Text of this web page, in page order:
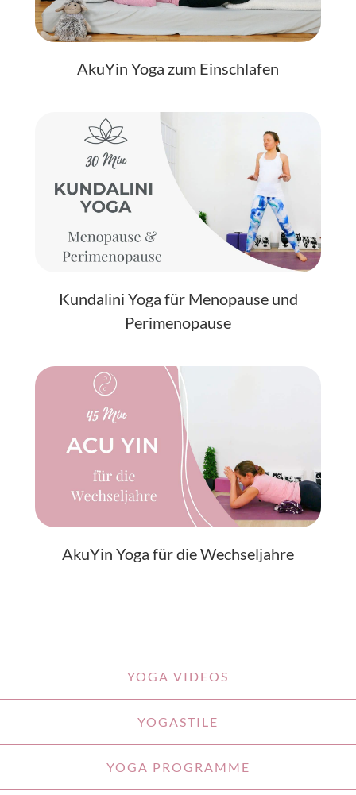
AkuYin Yoga zum Einschlafen
Kundalini Yoga für Menopause und
Perimenopause
AkuYin Yoga für die Wechseljahre
YOGA VIDEOS
YOGASTILE
YOGA PROGRAMME